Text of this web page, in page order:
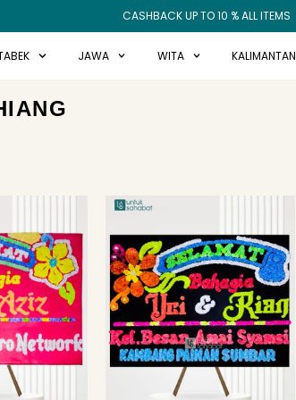
CASHBACK UP TO 10 % ALL ITEMS
JAWA WITA KALIMANTAN